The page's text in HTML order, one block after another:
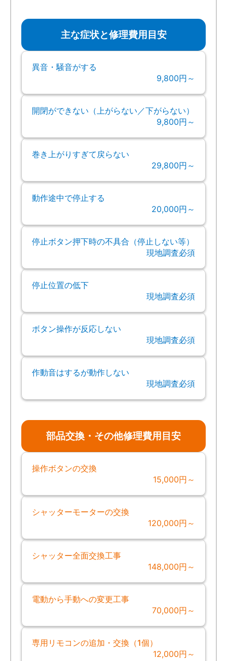
主な症状と修理費用目安
異音・騒音がする
9,800円～
開閉ができない（上がらない／下がらない）
9,800円～
巻き上がりすぎて戻らない
29,800円～
動作途中で停止する
20,000円～
停止ボタン押下時の不具合（停止しない等）
現地調査必須
停止位置の低下
現地調査必須
ボタン操作が反応しない
現地調査必須
作動音はするが動作しない
現地調査必須
部品交換・その他修理費用目安
操作ボタンの交換
15,000円～
シャッターモーターの交換
120,000円～
シャッター全面交換工事
148,000円～
電動から手動への変更工事
70,000円～
専用リモコンの追加・交換（1個）
12,000円～